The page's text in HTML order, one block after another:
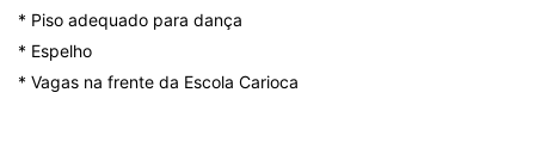
* Piso adequado para dança
* Espelho
* Vagas na frente da Escola Carioca